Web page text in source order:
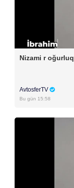
Nizami r oğurluq
AvtosferTV
Bu gün 15:58